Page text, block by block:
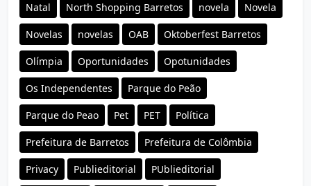
Natal North Shopping Barretos novela Novela
Novelas novelas OAB Oktoberfest Barretos
Olímpia Oportunidades Opotunidades
Os Independentes Parque do Peão
Parque do Peao Pet PET Política
Prefeitura de Barretos Prefeitura de Colômbia
Privacy Publieditorial PUblieditorial